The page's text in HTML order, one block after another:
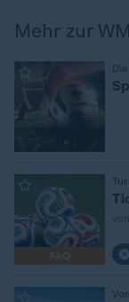
Mehr zur WM
FAQ